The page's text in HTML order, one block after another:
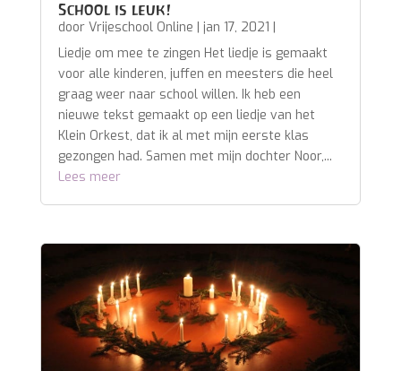
School is leuk!
door Vrijeschool Online jan 17, 2021
Liedje om mee te zingen Het liedje is gemaakt
voor alle kinderen, juffen en meesters die heel
graag weer naar school willen. Ik heb een
nieuwe tekst gemaakt op een liedje van het
Klein Orkest, dat ik al met mijn eerste klas
gezongen had. Samen met mijn dochter Noor,...
Lees meer